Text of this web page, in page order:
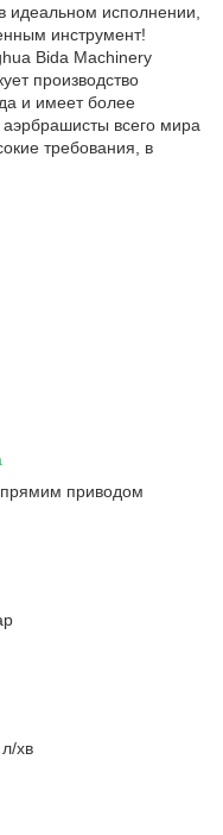
идеальном исполнении,
инструмент!
Bida Machinery
производство
и имеет более
всего мира
требования, в
приводом
хв